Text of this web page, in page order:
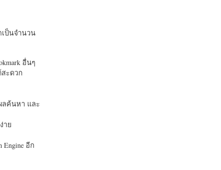
ป็นจำนวน
อื่นๆ
สะดวก
ลค้นหา และ
าย
อีก